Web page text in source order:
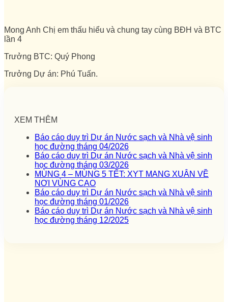
Mong Anh Chị em thấu hiểu và chung tay cùng BĐH và BTC
lần 4
Trưởng BTC: Quý Phong
Trưởng Dự án: Phú Tuấn.
XEM THÊM
Báo cáo duy trì Dự án Nước sạch và Nhà vệ sinh
học đường tháng 04/2026
Báo cáo duy trì Dự án Nước sạch và Nhà vệ sinh
học đường tháng 03/2026
MÙNG 4 – MÙNG 5 TẾT: XYT MANG XUÂN VỀ
NƠI VÙNG CAO
Báo cáo duy trì Dự án Nước sạch và Nhà vệ sinh
học đường tháng 01/2026
Báo cáo duy trì Dự án Nước sạch và Nhà vệ sinh
học đường tháng 12/2025